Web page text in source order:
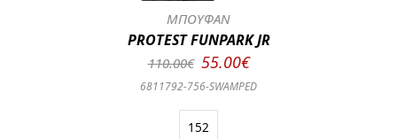
ΜΠΟΥΦΑΝ
PROTEST FUNPARK JR
110.00€ 55.00€
6811792-756-SWAMPED
152